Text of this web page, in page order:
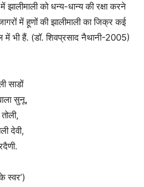
झालीमाली को धन्य-धान्य की रक्षा करने
में हूणों की झालीमाली का जिक्र कई
में भी हैं. (डॉ. शिवप्रसाद नैथानी-2005)
साडों
सुनू,
देवी,
स्वर’)